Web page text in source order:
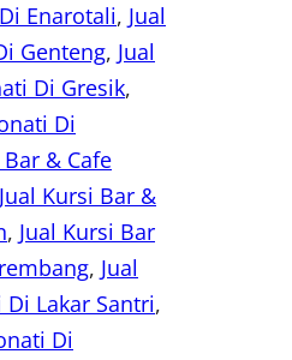
Enarotali, Jual
Genteng, Jual
Di Gresik
Di
& Cafe
Jual Kursi Bar &
, Jual Kursi Bar
, Jual
Lakar Santri
Di